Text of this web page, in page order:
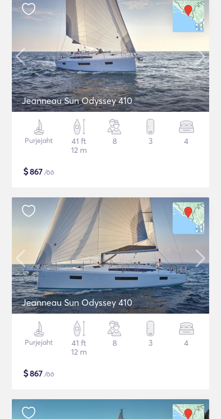
Jeanneau Sun Odyssey 410
Purjejaht
41 ft
12 m
8 3 4
$867 /öö
Jeanneau Sun Odyssey 410
Purjejaht
41 ft
12 m
8 3 4
$867 /öö